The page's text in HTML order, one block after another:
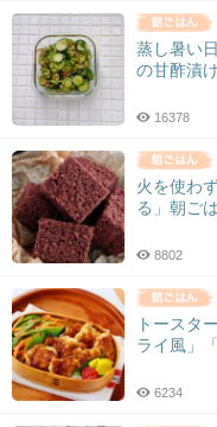
蒸し暑い
の甘酢漬
16378
火を使わ
る」朝ご
8802
トースタ
ライ風」
6234